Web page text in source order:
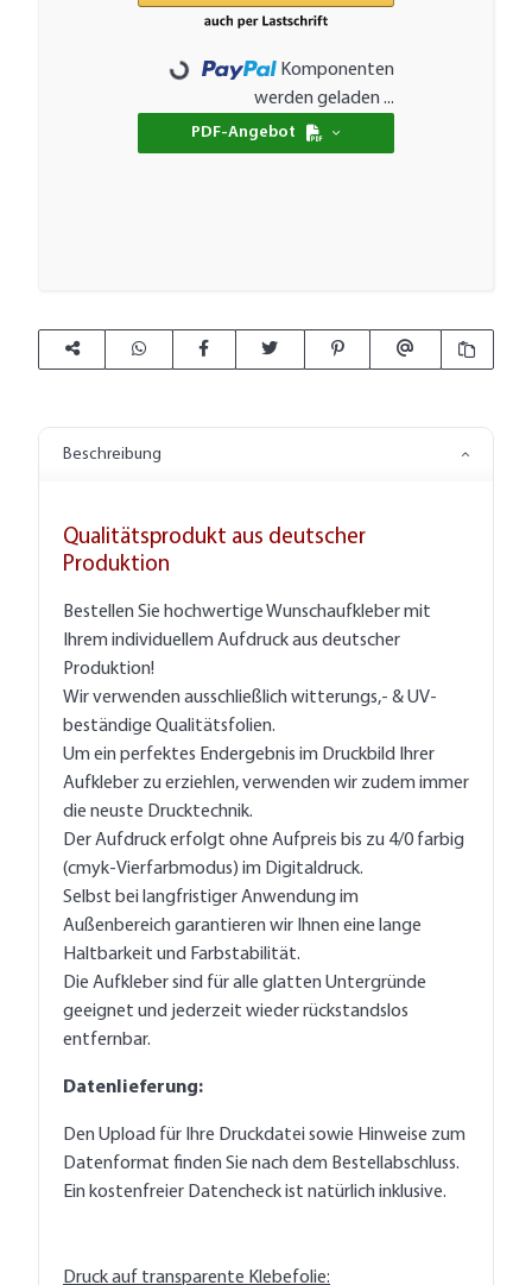
Loading...
Komponenten
werden geladen ...
PDF-Angebot
Beschreibung
Qualitätsprodukt aus deutscher
Produktion
Bestellen Sie hochwertige Wunschaufkleber mit
Ihrem individuellem Aufdruck aus deutscher
Produktion!
Wir verwenden ausschließlich witterungs,- & UV-
beständige Qualitätsfolien.
Um ein perfektes Endergebnis im Druckbild Ihrer
Aufkleber zu erziehlen, verwenden wir zudem immer
die neuste Drucktechnik.
Der Aufdruck erfolgt ohne Aufpreis bis zu 4/0 farbig
(cmyk-Vierfarbmodus) im Digitaldruck.
Selbst bei langfristiger Anwendung im
Außenbereich garantieren wir Ihnen eine lange
Haltbarkeit und Farbstabilität.
Die Aufkleber sind für alle glatten Untergründe
geeignet und jederzeit wieder rückstandslos
entfernbar.
Datenlieferung:
Den Upload für Ihre Druckdatei sowie Hinweise zum
Datenformat finden Sie nach dem Bestellabschluss.
Ein kostenfreier Datencheck ist natürlich inklusive.
Druck auf transparente Klebefolie: